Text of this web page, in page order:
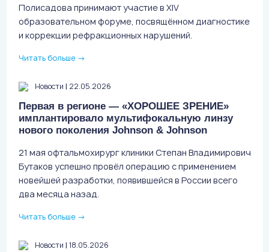
Полисадова принимают участие в XIV
образовательном форуме, посвящённом диагностике
и коррекции рефракционных нарушений.
Читать больше →
Новости | 22.05.2026
Первая в регионе — «ХОРОШЕЕ ЗРЕНИЕ»
имплантировало мультифокальную линзу
нового поколения Johnson & Johnson
21 мая офтальмохирург клиники Степан Владимирович
Бутаков успешно провёл операцию с применением
новейшей разработки, появившейся в России всего
два месяца назад.
Читать больше →
Новости | 18.05.2026